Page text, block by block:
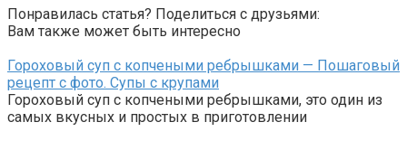
Понравилась статья? Поделиться с друзьями:
Вам также может быть интересно
Гороховый суп с копчеными ребрышками — Пошаговый
рецепт с фото. Супы с крупами
Гороховый суп с копчеными ребрышками, это один из
самых вкусных и простых в приготовлении